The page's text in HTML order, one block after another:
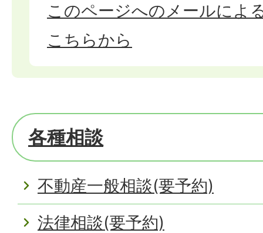
このページへのメールによ
こちらから
各種相談
不動産一般相談(要予約)
法律相談(要予約)